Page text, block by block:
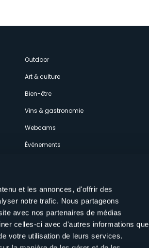
et les annonces, d'offrir des
notre trafic. Nous partageons
avec nos partenaires de médias
celles-ci avec d'autres informations que
votre utilisation de leurs services.
Outdoor
Art & culture
Bien-être
Vins & gastronomie
Webcams
Événements
Suivez-nous sur nos réseaux sociaux